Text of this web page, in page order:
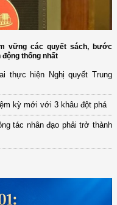
vững các quyết sách, bước
thống nhất
thực hiện Nghị quyết Trung
kỳ mới với 3 khâu đột phá
tác nhân đạo phải trở thành